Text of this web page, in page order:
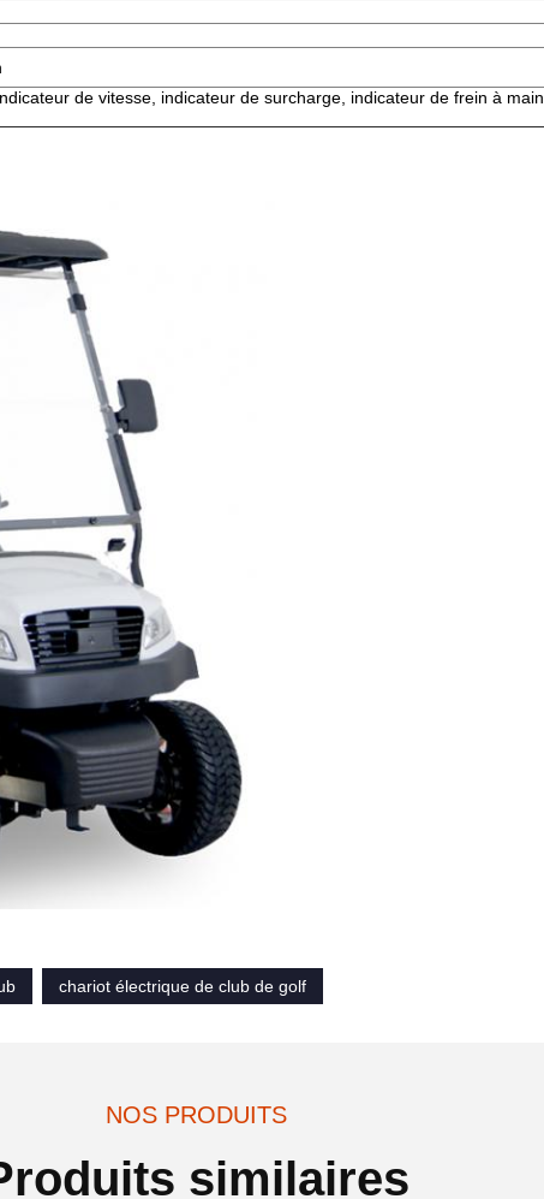
de vitesse, indicateur de surcharge, indicateur de frein à main,
chariot électrique de club de golf
NOS PRODUITS
similaires